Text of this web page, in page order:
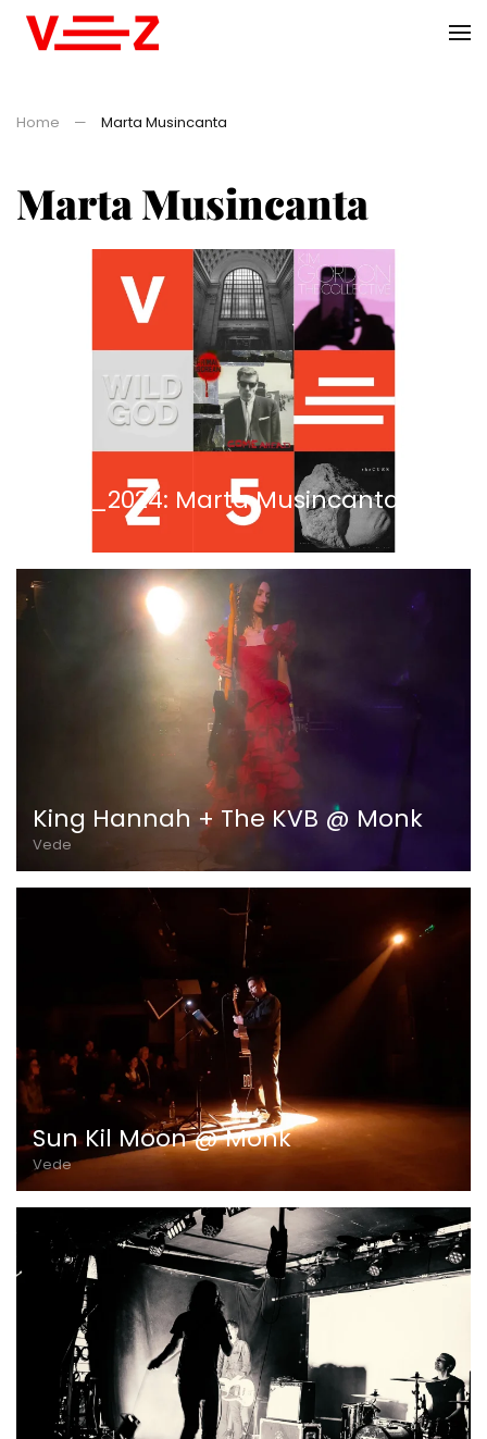
Home Marta Musincanta
Marta Musincanta
VEZ5_2024: Marta Musincanta
King Hannah + The KVB @ Monk
Vede
Sun Kil Moon @ Monk
Vede